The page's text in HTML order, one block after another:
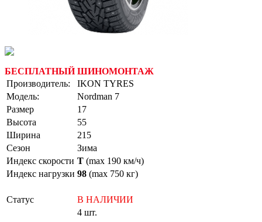
БЕСПЛАТНЫЙ ШИНОМОНТАЖ
Производитель:
IKON TYRES
Модель:
Nordman 7
Размер
17
Высота
55
Ширина
215
Сезон
Зима
Индекс скорости T (max 190 км/ч)
Индекс нагрузки 98 (max 750 кг)
Статус
В НАЛИЧИИ
4 шт.